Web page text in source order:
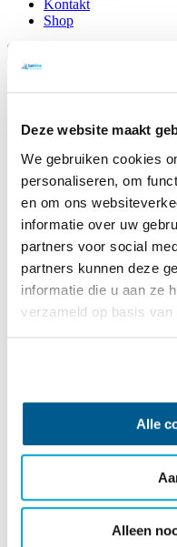
Deze website maakt
We gebruiken cookies
personaliseren, om
en om ons
informatie over uw
partners voor social
partners kunnen deze
informatie die u aan ze
verzameld op basis
Alle
Alleen
Kontakt
Shop
Legst du auch einen
Dach ist undicht, die
ordentliche Dämmung fehlt
Spende hier Schließen
Contact
Steun ons
Vorlesen
Startseite
Zeilschool de
Zeilschool
Loosdrecht